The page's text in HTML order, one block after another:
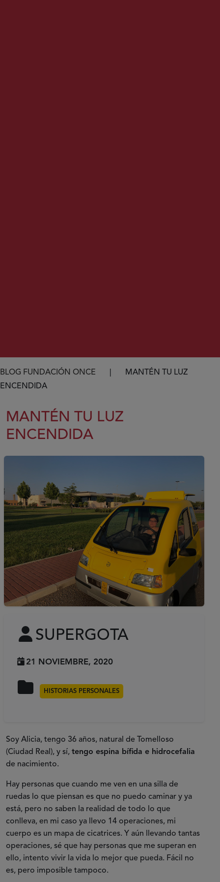
Ruta de navegación
BLOG FUNDACIÓN ONCE
MANTÉN TU LUZ
ENCENDIDA
MANTÉN TU LUZ
ENCENDIDA
SUPERGOTA
21 NOVIEMBRE, 2020
HISTORIAS PERSONALES
Soy Alicia, tengo 36 años, natural de Tomelloso
(Ciudad Real), y sí, tengo espina bífida e hidrocefalia
de nacimiento.
Hay personas que cuando me ven en una silla de
ruedas lo que piensan es que no puedo caminar y ya
está, pero no saben la realidad de todo lo que
conlleva, en mi caso ya llevo 14 operaciones, mi
cuerpo es un mapa de cicatrices. Y aún llevando tantas
operaciones, sé que hay personas que me superan en
ello, intento vivir la vida lo mejor que pueda. Fácil no
es, pero imposible tampoco.